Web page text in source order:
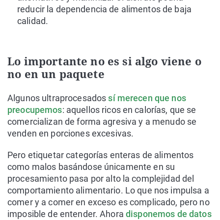
reducir la dependencia de alimentos de baja
calidad.
Lo importante no es si algo viene o
no en un paquete
Algunos ultraprocesadossí merecen que nos
preocupemos: aquellos ricos en calorías, que se
comercializan de forma agresiva y a menudo se
venden en porciones excesivas.
Pero etiquetar categorías enteras de alimentos
como malos basándose únicamente en su
procesamiento pasa por alto la complejidad del
comportamiento alimentario. Lo que nos impulsa a
comer y a comer en exceso es complicado, pero no
imposible de entender. Ahoradisponemos de datos